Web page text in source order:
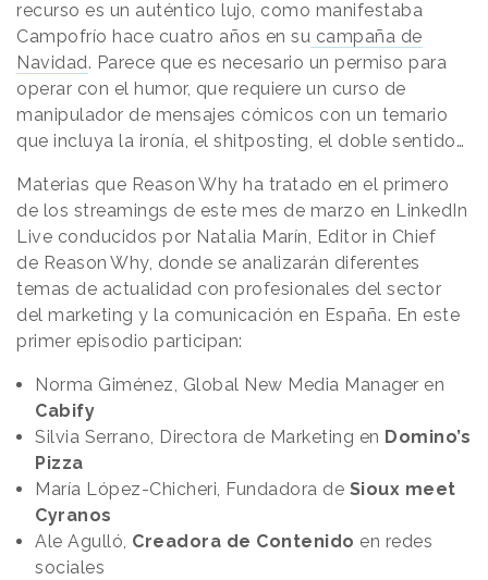
recurso es un auténtico lujo, como manifestaba
Campofrío hace cuatro años en su campaña de
Navidad. Parece que es necesario un permiso para
operar con el humor, que requiere un curso de
manipulador de mensajes cómicos con un temario
que incluya la ironía, el shitposting, el doble sentido…
Materias que Reason Why ha tratado en el primero
de los streamings de este mes de marzo en LinkedIn
Live conducidos por Natalia Marín, Editor in Chief
de Reason Why, donde se analizarán diferentes
temas de actualidad con profesionales del sector
del marketing y la comunicación en España. En este
primer episodio participan:
Norma Giménez, Global New Media Manager en
Cabify
Silvia Serrano, Directora de Marketing en Domino’s
Pizza
María López-Chicheri, Fundadora de Sioux meet
Cyranos
Ale Agulló, Creadora de Contenido en redes
sociales